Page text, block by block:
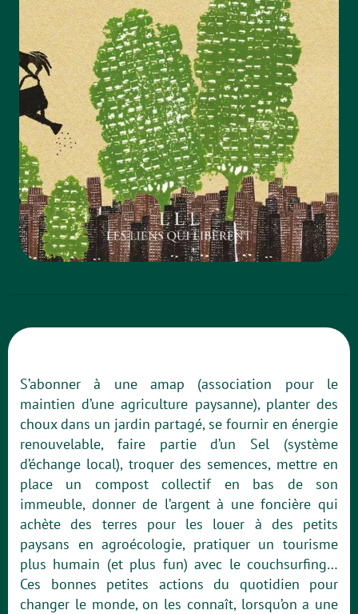
S’abonner à une amap (association pour le
maintien d’une agriculture paysanne), planter des
choux dans un jardin partagé, se fournir en énergie
renouvelable, faire partie d’un Sel (système
d’échange local), troquer des semences, mettre en
place un compost collectif en bas de son
immeuble, donner de l’argent à une foncière qui
achète des terres pour les louer à des petits
paysans en agroécologie, pratiquer un tourisme
plus humain (et plus fun) avec le couchsurfing…
Ces bonnes petites actions du quotidien pour
changer le monde, on les connaît, lorsqu’on a une